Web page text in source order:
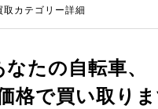
取カテゴリー詳細
なたの自転車、
格で買い取り